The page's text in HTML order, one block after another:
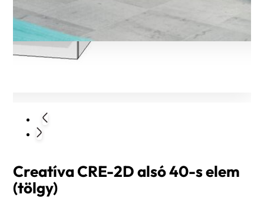
Creatíva CRE-2D alsó 40-s elem
(tölgy)